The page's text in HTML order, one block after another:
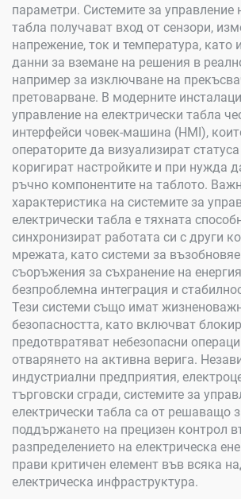
параметри. Системите за управление
табла получават вход от сензори,
напрежение, ток и температура, като
данни за вземане на решения в
например за изключване на
претоварване. В модерните
управление на електрически табла
интерфейси човек-машина (HMI),
операторите да визуализират
коригират настройките и при нужда
ръчно компонентите на таблото.
характеристика на системите за
електрически табла е тяхната
синхронизират работата си с други
мрежата, като системи за
съоръжения за съхранение на
безпроблемна интеграция и
Тези системи също имат
безопасността, като включват
предотвратяват небезопасни
отварянето на активна верига.
индустриални предприятия,
търговски сгради, системите за
електрически табла са от решаващо
поддържането на прецизен контрол
разпределението на електрическа
прави критичен елемент във всяка
електрическа инфраструктура.